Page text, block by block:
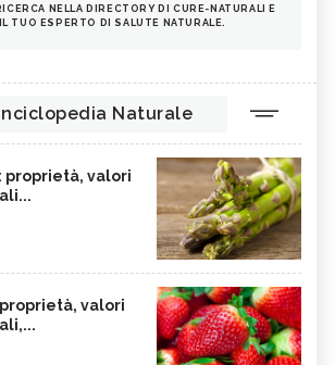
NELLA DIRECTORY DI CURE-NATURALI E
TUO ESPERTO DI SALUTE NATURALE.
Naturale
proprietà, valori
valori